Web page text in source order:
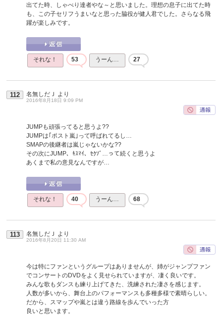
出てた時、しゃべり達者やな～と思いました。理想の息子に出てた時
も、この子セリフうまいなと思った脇役が健人君でした。さらなる飛
躍が楽しみです。
それな！ 53 うーん… 27
112 名無しだＪ より
2016年8月18日 9:09 PM
JUMPも頑張ってると思うよ??
JUMPは｢ポスト嵐｣って呼ばれてるし…
SMAPの後継者は嵐じゃないかな??
その次にJUMP、ｷｽﾏｲ、ｾｸｿﾞ…って続くと思うよ
あくまで私の意見なんですが…
それな！ 40 うーん… 68
113 名無しだＪ より
2016年8月20日 11:30 AM
今は特にファンというグループはありませんが、姉がジャンプファン
でコンサートのDVDをよく見せられていますが、凄く良いです。
みんな歌もダンスも練り上げてきた、洗練された凄さを感じます。
人数が多いから、舞台上のパフォーマンスも多種多様で素晴らしい。
だから、スマップや嵐とは違う路線を歩んでいった方
良いと思います。